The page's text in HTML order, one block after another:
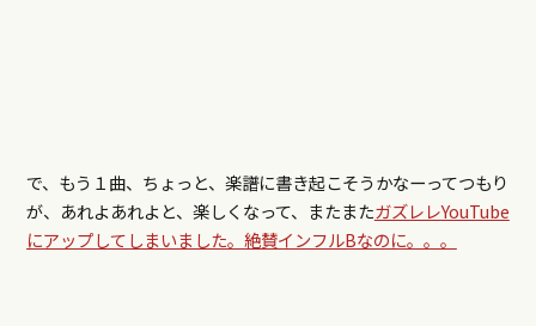
で、もう１曲、ちょっと、楽譜に書き起こそうかなーってつもり
が、あれよあれよと、楽しくなって、またまたガズレレYouTube
にアップしてしまいました。絶賛インフルBなのに。。。